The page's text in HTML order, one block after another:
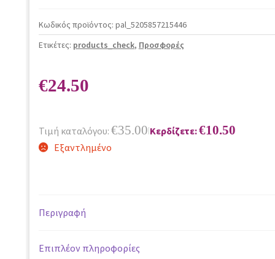
Κωδικός προϊόντος: pal_5205857215446
Ετικέτες: products_check, Προσφορές
€24.50
Τιμή καταλόγου: €35.00|Κερδίζετε:€10.50
Εξαντλημένο
Περιγραφή
Επιπλέον πληροφορίες